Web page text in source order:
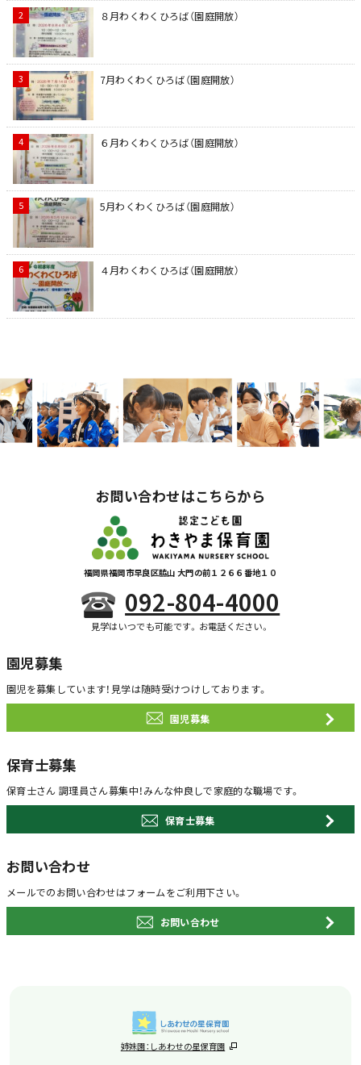
８月わくわくひろば（園庭開放）
7月わくわくひろば（園庭開放）
６月わくわくひろば（園庭開放）
5月わくわくひろば（園庭開放）
４月わくわくひろば（園庭開放）
お問い合わせはこちらから
福岡県福岡市早良区脇山 大門の前１２６６番地１０
092-804-4000
見学はいつでも可能です。お電話ください。
園児募集
園児を募集しています！ 見学は随時受けつけしております。
園児募集
保育士募集
保育士さん 調理員さん募集中！みんな仲良しで家庭的な職場です。
保育士募集
お問い合わせ
メールでのお問い合わせはフォームをご利用下さい。
お問い合わせ
姉妹園：しあわせの星保育園